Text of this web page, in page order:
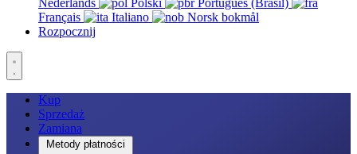
Nederlands
Polski
Português (Brasil)
Français
Italiano
Norsk bokmål
Rozpocznij
Kup
Sprzedaż
Zamiana
Metody płatności